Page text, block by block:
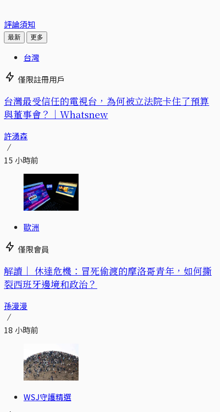
評論須知
最新 更多
台灣
僅限註冊用戶
台灣最受信任的電視台，為何被立法院卡住了預算
與董事會？｜Whatsnew
許湧森
15 小時前
歐洲
僅限會員
解讀｜ 休達危機：冒死偷渡的摩洛哥青年，如何撕
裂西班牙邊境和政治？
孫漫漫
18 小時前
WSJ守護精選